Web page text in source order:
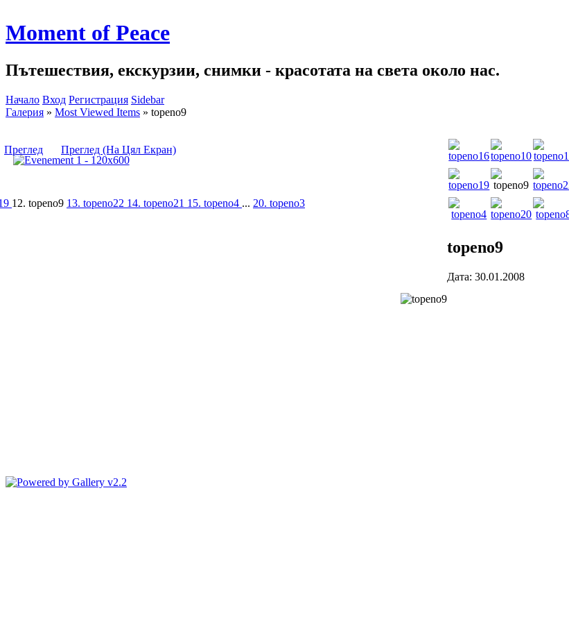
Moment of Peace
Пътешествия, екскурзии, снимки - красотата на света около нас.
Начало Вход Регистрация Sidebar
Галерия » Most Viewed Items » topeno9
topeno9
Дата: 30.01.2008
Преглед Преглед (На Цял Екран)
12. topeno9 13. topeno22 14. topeno21 15. topeno4 ... 20. topeno3